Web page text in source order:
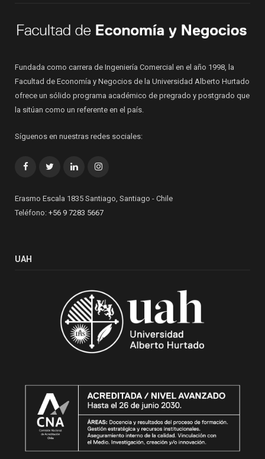
Fundada como carrera de Ingeniería Comercial en el año 1998, la
Facultad de Economía y Negocios de la Universidad Alberto Hurtado
ofrece un sólido programa académico de pregrado y postgrado que
la sitúan como un referente en el país.
Síguenos en nuestras redes sociales:
FacebookTwitterLinkedInInstagram
Erasmo Escala 1835 Santiago, Santiago - Chile
Teléfono: +56 9 7283 5667
UAH